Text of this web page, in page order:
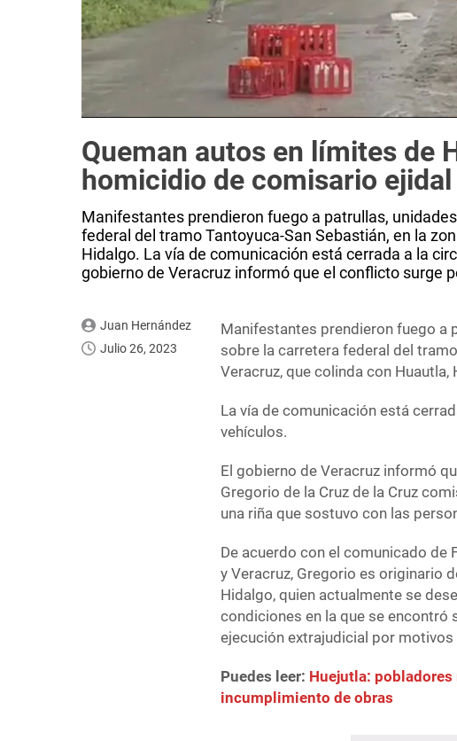
Queman autos en límites de
homicidio de comisario ejidal
Manifestantes prendieron fuego a patrullas,
federal del tramo Tantoyuca-San Sebastián, en la
Hidalgo. La vía de comunicación está cerrada a la
gobierno de Veracruz informó que el conflicto surge
Juan Hernández
Julio 26, 2023
Manifestantes prendieron fuego a
sobre la carretera federal del
Veracruz, que colinda con Huautla,
La vía de comunicación está
vehículos.
El gobierno de Veracruz informó
Gregorio de la Cruz de la Cruz
una riña que sostuvo con las
De acuerdo con el comunicado de
y Veracruz, Gregorio es originario
Hidalgo, quien actualmente se
condiciones en la que se encontró
ejecución extrajudicial por
Puedes leer: Huejutla:
incumplimiento de obras